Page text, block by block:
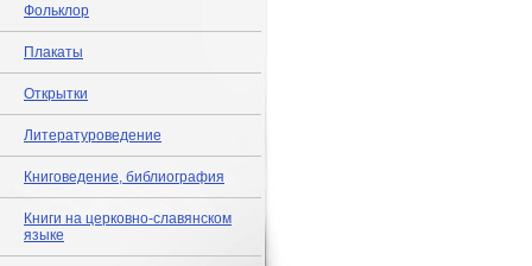
Фольклор
Плакаты
Открытки
Литературоведение
Книговедение, библиография
Книги на церковно-славянском
языке